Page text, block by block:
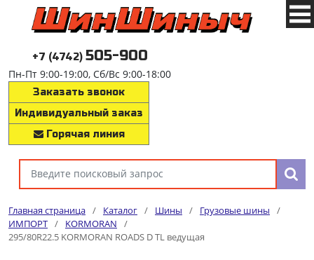
+7 (4742) 505-900
Пн-Пт 9:00-19:00, Сб/Вс 9:00-18:00
Заказать звонок
Индивидуальный заказ
Горячая линия
Главная страница / Каталог / Шины / Грузовые шины
/
ИМПОРТ / KORMORAN
/
295/80R22.5 KORMORAN ROADS D TL ведущая